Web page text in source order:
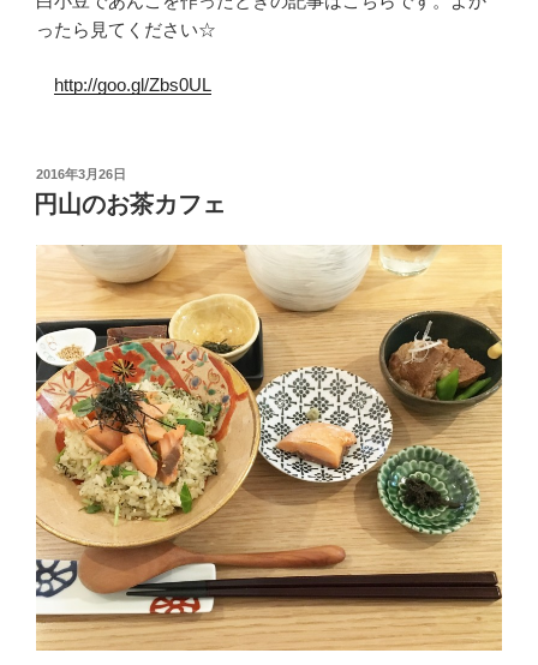
ったら見てください☆
http://goo.gl/Zbs0UL
投
稿
日:
2016年3月26日
円山のお茶カフェ